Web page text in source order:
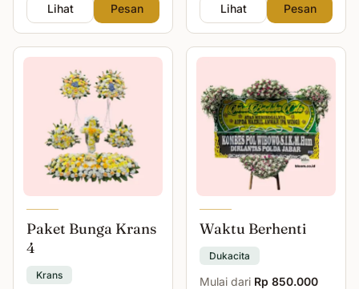
Lihat Pesan Lihat Pesan
Paket Bunga Krans
4
Krans
Waktu Berhenti
Dukacita
Mulai dari Rp 850.000